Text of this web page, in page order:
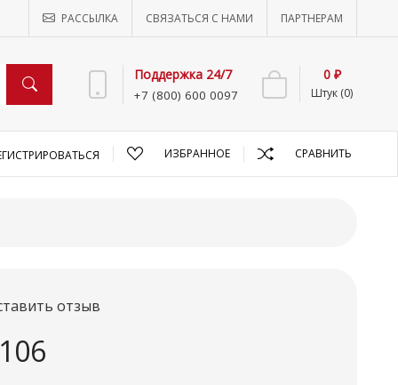
РАССЫЛКА СВЯЗАТЬСЯ С НАМИ ПАРТНЕРАМ
Поддержка 24/7
+7 (800) 600 0097 Штук (0)
0 ₽
ИЗБРАННОЕ СРАВНИТЬ
отзыв